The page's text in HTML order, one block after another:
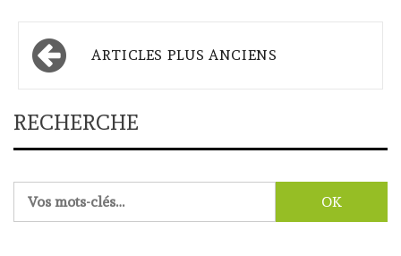
Navigation
des
ARTICLES PLUS ANCIENS
RECHERCHE